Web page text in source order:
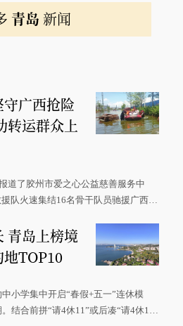
青岛 新闻
广西抢险
转运群众上
道了胶州市爱之心公益慈善服务中
队火速集结16名骨干队员驰援广西灾
青岛上榜境
TOP10
小学集中开启“春假+五一”连休模
结合前拼“请4休11”或后凑“请4休1